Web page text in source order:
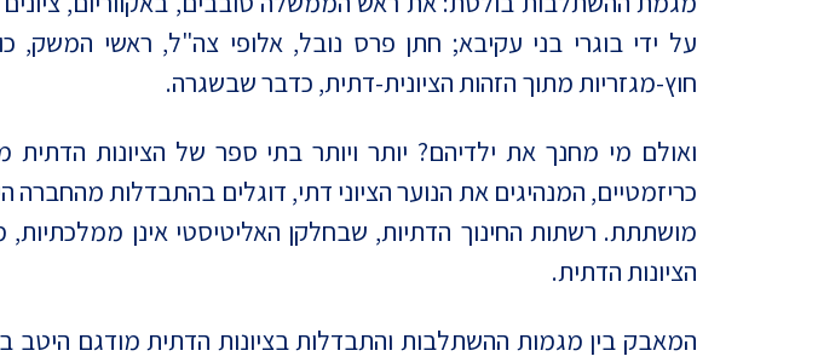
על ידי בוגרי בני עקיבא; חתן פרס נובל, אלופי צה"ל, ראשי המשק,
חוץ-מגזריות מתוך הזהות הציונית-דתית, כדבר שבשגרה.
ואולם מי מחנך את ילדיהם? יותר ויותר בתי ספר של הציונות
כריזמטיים, המנהיגים את הנוער הציוני דתי, דוגלים בהתבדלות
מושתתת. רשתות החינוך הדתיות, שבחלקן האליטיסטי אינן
הציונות הדתית.
המאבק בין מגמות ההשתלבות והתבדלות בציונות הדתית מודגם